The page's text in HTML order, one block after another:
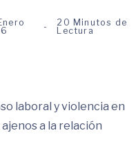
20 Minutos de
Lectura
laboral y violencia en
a la relación